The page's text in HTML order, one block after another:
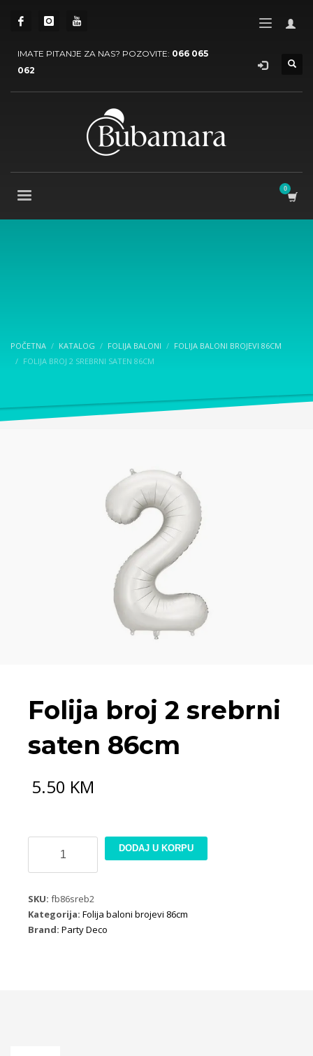
IMATE PITANJE ZA NAS? POZOVITE: 066 065
062
POČETNA KATALOG FOLIJA BALONI
FOLIJA BALONI BROJEVI 86CM
FOLIJA BROJ 2 SREBRNI SATEN 86CM
Folija broj 2 srebrni
saten 86cm
5.50 KM
2
saten
86cm
količina
DODAJ U KORPU
SKU: fb86sreb2
Kategorija: Folija baloni brojevi 86cm
Brand: Party Deco